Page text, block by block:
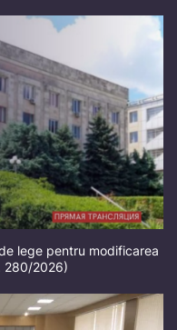
lege pentru modificarea
280/2026)